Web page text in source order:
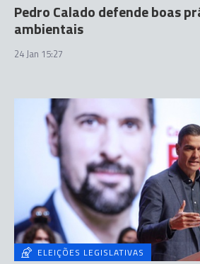
Pedro Calado defende boas
ambientais
24 Jan 15:27
ELEIÇÕES LEGISLATIVAS